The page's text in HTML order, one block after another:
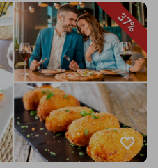
37%
favorite_border